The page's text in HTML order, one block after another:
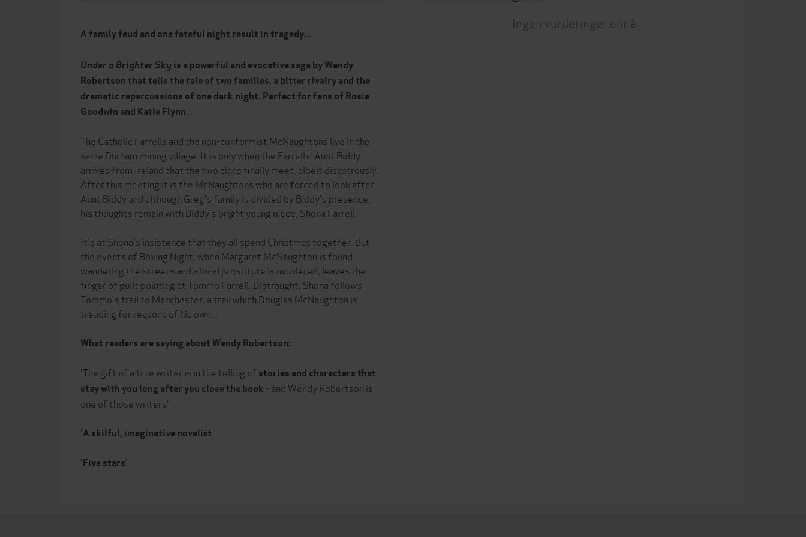
A family feud and one fateful night result in tragedy...
Under a Brighter Sky is a powerful and evocative saga by Wendy
Robertson that tells the tale of two families, a bitter rivalry and the
dramatic repercussions of one dark night. Perfect for fans of Rosie
Goodwin and Katie Flynn.
The Catholic Farrells and the non-conformist McNaughtons live in the
same Durham mining village. It is only when the Farrells' Aunt Biddy
arrives from Ireland that the two clans finally meet, albeit disastrously.
After this meeting it is the McNaughtons who are forced to look after
Aunt Biddy and although Greg's family is divided by Biddy's presence,
his thoughts remain with Biddy's bright young niece, Shona Farrell.
It's at Shona's insistence that they all spend Christmas together. But
the events of Boxing Night, when Margaret McNaughton is found
wandering the streets and a local prostitute is murdered, leaves the
finger of guilt pointing at Tommo Farrell. Distraught, Shona follows
Tommo's trail to Manchester, a trail which Douglas McNaughton is
treading for reasons of his own...
What readers are saying about Wendy Robertson:
'The gift of a true writer is in the telling of stories and characters that
stay with you long after you close the book - and Wendy Robertson is
one of those writers'
'A skilful, imaginative novelist'
'Five stars'
Ingen vurderinger ennå